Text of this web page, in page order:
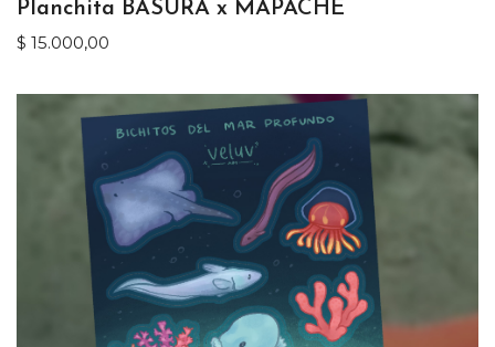
Planchita BASURA x MAPACHE
$ 15.000,00